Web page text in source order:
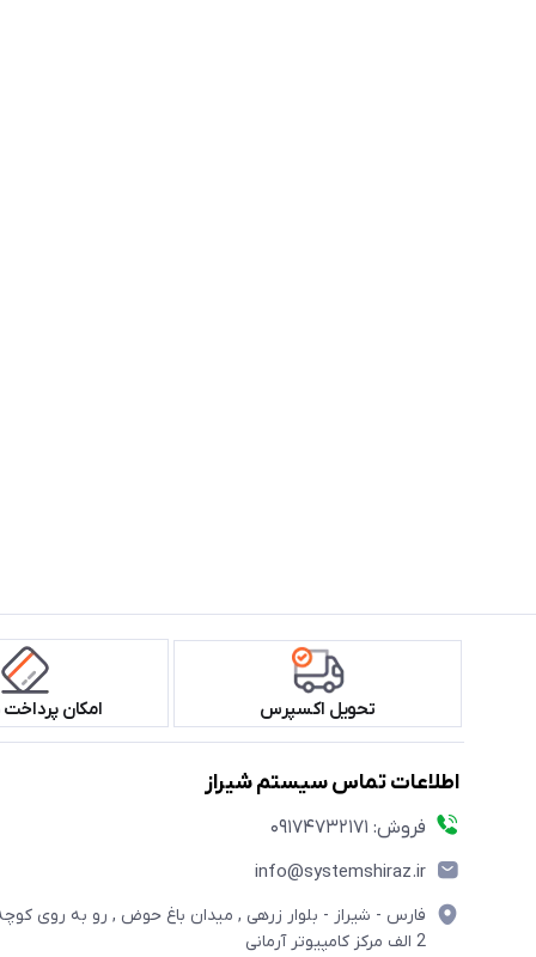
تحویل اکسپرس امکان
اطلاعات تماس سیستم شیراز
فروش: 09174732171
info@systemshiraz.ir
فارس - شیراز - بلوار زرهی , میدان باغ حوض , رو به روی
2 الف مرکز کامپیوتر آرمانی